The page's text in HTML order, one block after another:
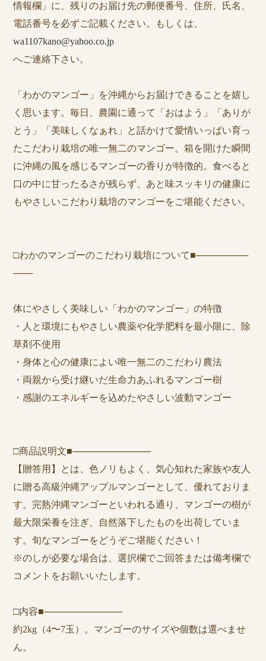
情報欄」に、残りのお届け先の郵便番号、住所、氏名、
電話番号を必ずご記載ください。もしくは、
wa1107kano@yahoo.co.jp
へご連絡下さい。
「わかのマンゴー」を沖縄からお届けできることを嬉し
く思います。毎日、農園に通って「おはよう」「ありが
とう」「美味しくなぁれ」と話かけて愛情いっぱい育っ
たこだわり栽培の唯一無二のマンゴー。箱を開けた瞬間
に沖縄の風を感じるマンゴーの香りが特徴的。食べると
口の中に甘ったるさが残らず、あと味スッキリの健康に
もやさしいこだわり栽培のマンゴーをご堪能ください。
□わかのマンゴーのこだわり栽培について■────────
───
体にやさしく美味しい「わかのマンゴー」の特徴
・人と環境にもやさしい農薬や化学肥料を最小限に、除
草剤不使用
・身体と心の健康によい唯一無二のこだわり農法
・両親から受け継いだ生命力あふれるマンゴー樹
・感謝のエネルギーを込めたやさしい波動マンゴー
□商品説明文■────────────
【贈答用】とは、色ノリもよく、気心知れた家族や友人
に贈る高級沖縄アップルマンゴーとして、優れておりま
す。完熟沖縄マンゴーといわれる通り、マンゴーの樹が
最大限栄養を注ぎ、自然落下したものを出荷していま
す。旬なマンゴーをどうぞご堪能ください！
※のしが必要な場合は、選択欄でご回答または備考欄で
コメントをお願いいたします。
□内容■────────────
約2kg（4〜7玉）。マンゴーのサイズや個数は選べませ
ん。